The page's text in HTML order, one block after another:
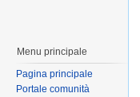
Menu principale
Pagina principale
Portale comunità